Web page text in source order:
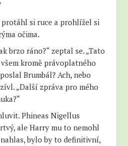
si ruce a prohlížel si
očima.
brzo ráno?“ zeptal se. „Tato
kromě právoplatného
Brumbál? Ach, nebo
„Další zpráva pro mého
Phineas Nigellus
ale Harry mu to nemohl
bylo by to definitivní,